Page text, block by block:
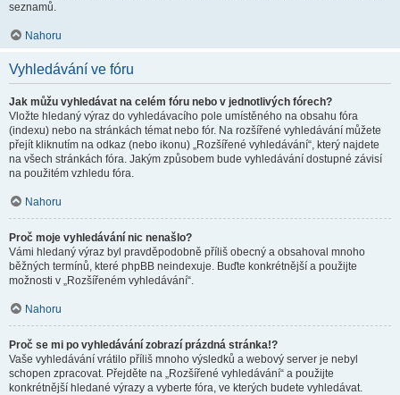
seznamů.
Nahoru
Vyhledávání ve fóru
Jak můžu vyhledávat na celém fóru nebo v jednotlivých fórech?
Vložte hledaný výraz do vyhledávacího pole umístěného na obsahu fóra
(indexu) nebo na stránkách témat nebo fór. Na rozšířené vyhledávání můžete
přejít kliknutím na odkaz (nebo ikonu) „Rozšířené vyhledávání“, který najdete
na všech stránkách fóra. Jakým způsobem bude vyhledávání dostupné závisí
na použitém vzhledu fóra.
Nahoru
Proč moje vyhledávání nic nenašlo?
Vámi hledaný výraz byl pravděpodobně příliš obecný a obsahoval mnoho
běžných termínů, které phpBB neindexuje. Buďte konkrétnější a použijte
možnosti v „Rozšířeném vyhledávání“.
Nahoru
Proč se mi po vyhledávání zobrazí prázdná stránka!?
Vaše vyhledávání vrátilo příliš mnoho výsledků a webový server je nebyl
schopen zpracovat. Přejděte na „Rozšířené vyhledávání“ a použijte
konkrétnější hledané výrazy a vyberte fóra, ve kterých budete vyhledávat.